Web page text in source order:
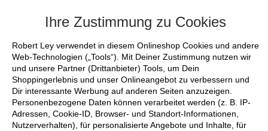
Ihre Zustimmung zu Cookies
Robert Ley verwendet in diesem Onlineshop Cookies und andere
Web-Technologien („Tools“). Mit Deiner Zustimmung nutzen wir
und unsere Partner (Drittanbieter) Tools, um Dein
Shoppingerlebnis und unser Onlineangebot zu verbessern und
Dir interessante Werbung auf anderen Seiten anzuzeigen.
Personenbezogene Daten können verarbeitet werden (z. B. IP-
Adressen, Cookie-ID, Browser- und Standort-Informationen,
Nutzerverhalten), für personalisierte Angebote und Inhalte, für